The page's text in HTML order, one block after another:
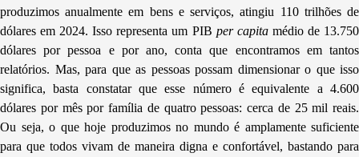
produzimos anualmente em bens e serviços, atingiu 110 trilhões de
dólares em 2024. Isso representa um PIB per capitamédio de 13.750
dólares por pessoa e por ano, conta que encontramos em tantos
relatórios. Mas, para que as pessoas possam dimensionar o que isso
significa, basta constatar que esse número é equivalente a 4.600
dólares por mês por família de quatro pessoas: cerca de 25 mil reais.
Ou seja, o que hoje produzimos no mundo é amplamente suficiente
para que todos vivam de maneira digna e confortável, bastando para